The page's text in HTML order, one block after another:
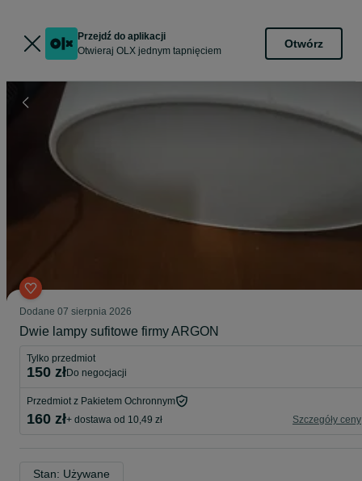
Przejdź do aplikacji
Otwieraj OLX jednym tapnięciem
Otwórz
Dodane 07 sierpnia 2026
Dwie lampy sufitowe firmy ARGON
Tylko przedmiot
150 zł do negocjacji
Przedmiot z Pakietem Ochronnym
160 zł+ dostawa od 10,49 zł Szczegóły ceny
Stan: Używane